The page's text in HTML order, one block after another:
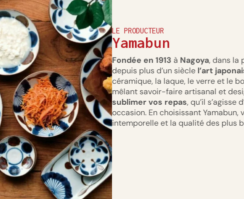
LE PRODUCTEUR
Yamabun
Fondée en 1913 à Nagoya, dans la
depuis plus d’un siècle l’art
céramique, la laque, le verre et le
mêlant savoir-faire artisanal et
sublimer vos repas, qu’il s’agisse
occasion. En choisissant Yamabun,
intemporelle et la qualité des plus